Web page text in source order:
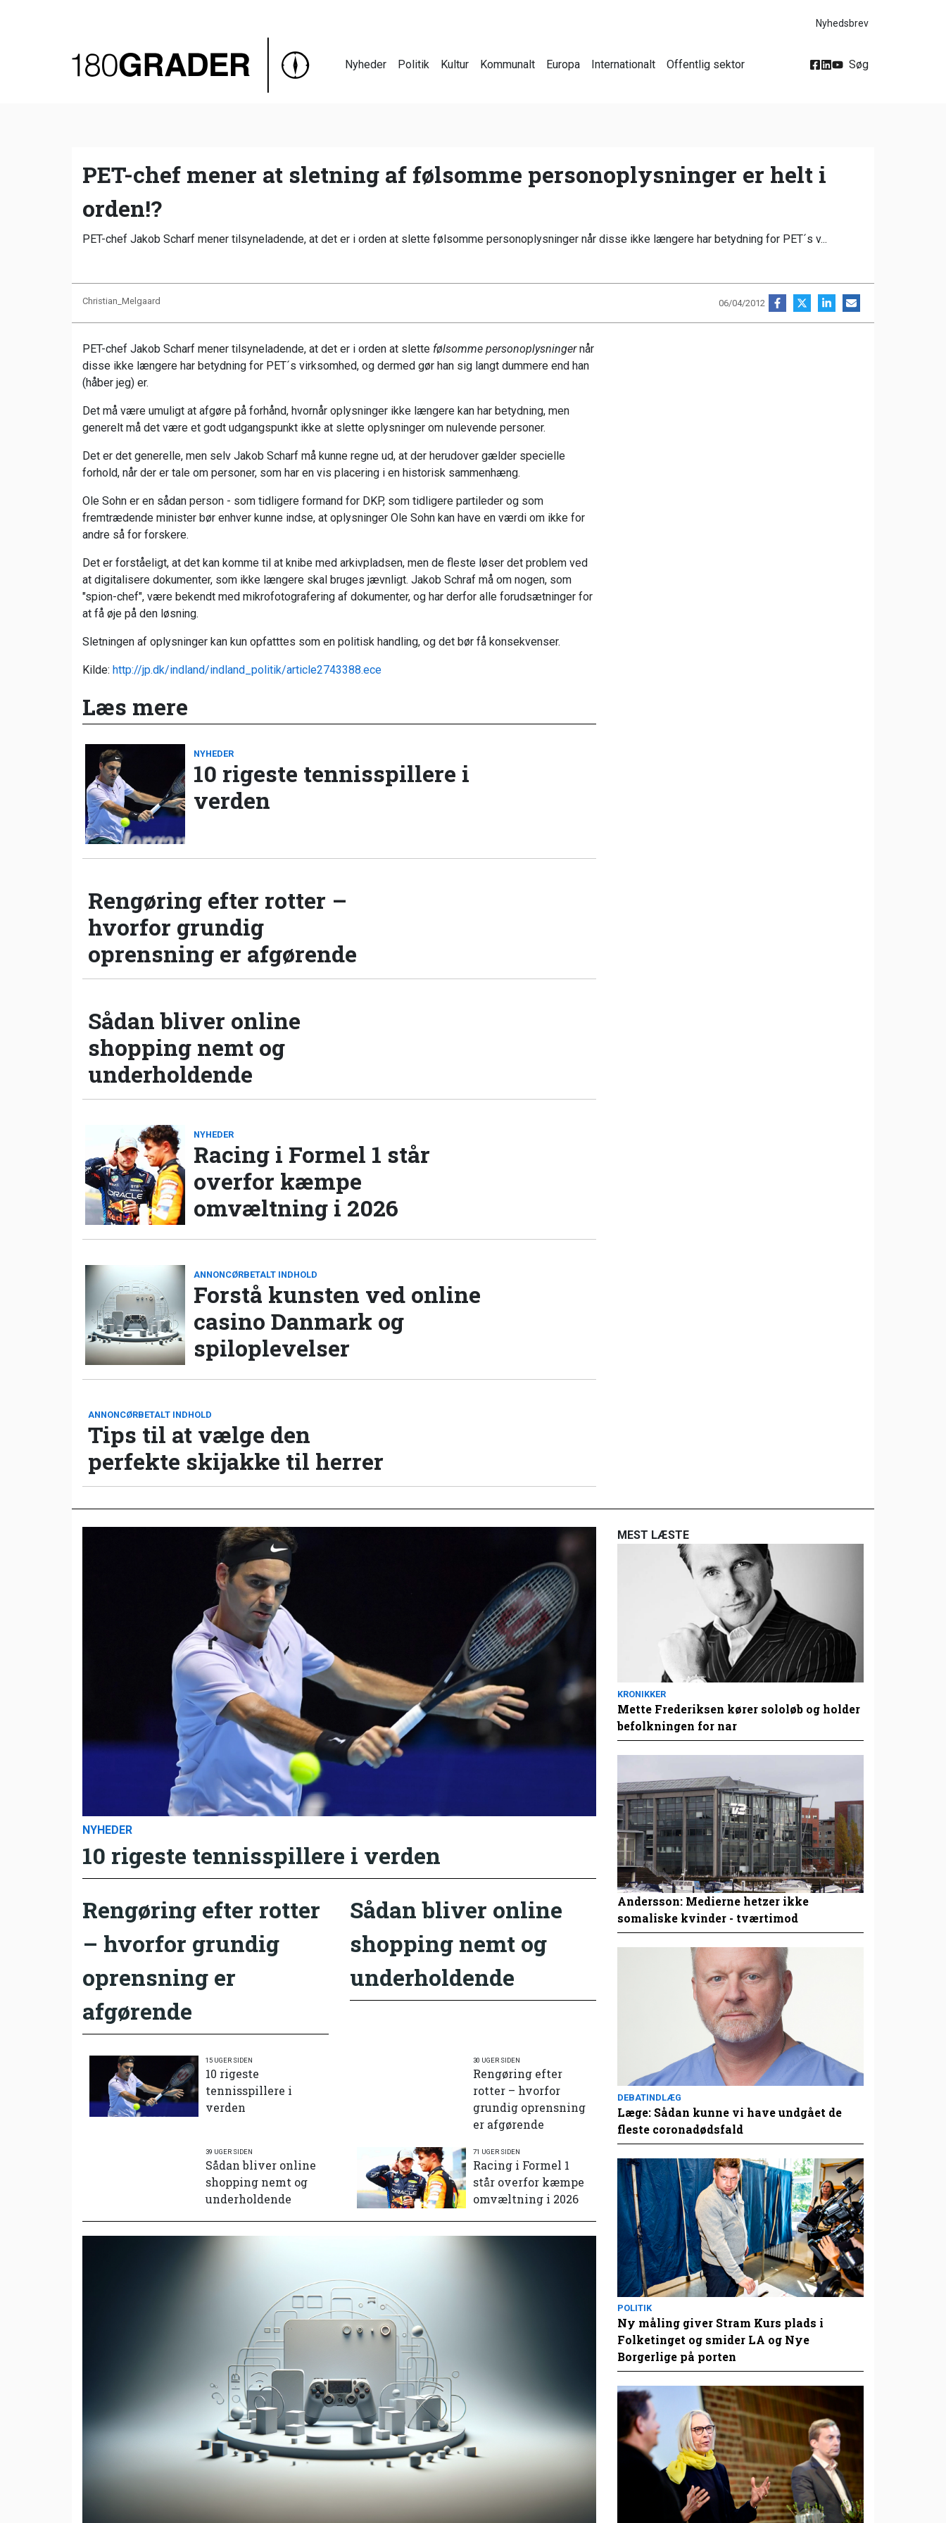
Nyhedsbrev
Nyheder Politik Kultur Kommunalt Europa Internationalt Offentlig sektor Søg
PET-chef mener at sletning af følsomme personoplysninger er helt i
orden!?
PET-chef Jakob Scharf mener tilsyneladende, at det er i orden at slette følsomme personoplysninger når disse ikke længere har betydning for PET´s v...
Christian_Melgaard 06/04/2012
PET-chef Jakob Scharf mener tilsyneladende, at det er i orden at slette følsomme personoplysningernår
disse ikke længere har betydning for PET´s virksomhed, og dermed gør han sig langt dummere end han
(håber jeg) er.
Det må være umuligt at afgøre på forhånd, hvornår oplysninger ikke længere kan har betydning, men
generelt må det være et godt udgangspunkt ikke at slette oplysninger om nulevende personer.
Det er det generelle, men selv Jakob Scharf må kunne regne ud, at der herudover gælder specielle
forhold, når der er tale om personer, som har en vis placering i en historisk sammenhæng.
Ole Sohn er en sådan person - som tidligere formand for DKP, som tidligere partileder og som
fremtrædende minister bør enhver kunne indse, at oplysninger Ole Sohn kan have en værdi om ikke for
andre så for forskere.
Det er forståeligt, at det kan komme til at knibe med arkivpladsen, men de fleste løser det problem ved
at digitalisere dokumenter, som ikke længere skal bruges jævnligt. Jakob Schraf må om nogen, som
"spion-chef", være bekendt med mikrofotografering af dokumenter, og har derfor alle forudsætninger for
at få øje på den løsning.
Sletningen af oplysninger kan kun opfatttes som en politisk handling, og det bør få konsekvenser.
Kilde: http://jp.dk/indland/indland_politik/article2743388.ece
Læs mere
NYHEDER
10 rigeste tennisspillere i
verden
Rengøring efter rotter –
hvorfor grundig
oprensning er afgørende
Sådan bliver online
shopping nemt og
underholdende
NYHEDER
Racing i Formel 1 står
overfor kæmpe
omvæltning i 2026
ANNONCØRBETALT INDHOLD
Forstå kunsten ved online
casino Danmark og
spiloplevelser
ANNONCØRBETALT INDHOLD
Tips til at vælge den
perfekte skijakke til herrer
NYHEDER
10 rigeste tennisspillere i verden
Rengøring efter rotter
– hvorfor grundig
oprensning er
afgørende
Sådan bliver online
shopping nemt og
underholdende
15 UGER SIDEN
10 rigeste
tennisspillere i
verden
30 UGER SIDEN
Rengøring efter
rotter – hvorfor
grundig oprensning
er afgørende
39 UGER SIDEN
Sådan bliver online
shopping nemt og
underholdende
71 UGER SIDEN
Racing i Formel 1
står overfor kæmpe
omvæltning i 2026
MEST LÆSTE
KRONIKKER
Mette Frederiksen kører sololøb og holder
befolkningen for nar
Andersson: Medierne hetzer ikke
somaliske kvinder - tværtimod
DEBATINDLÆG
Læge: Sådan kunne vi have undgået de
fleste coronadødsfald
POLITIK
Ny måling giver Stram Kurs plads i
Folketinget og smider LA og Nye
Borgerlige på porten